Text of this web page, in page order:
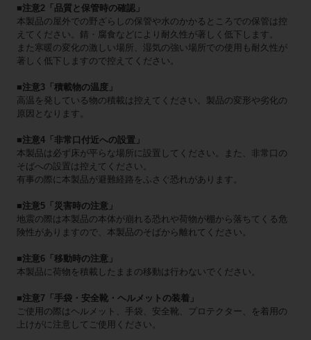
■注意2「品質と保管時の確認」
本製品の屋外での野ざらしの保管や水のかかるところでの保管は控
えてください。錆・腐食などにより耐久性が著しく低下します。
また寒暖の変化の激しい場所、湿気の強い場所での使用も耐久性が
著しく低下しますので控えてください。
■注意3「積載物の温度」
高温を発している物の積載は控えてください。製品の変形や劣化の
原因となります。
■注意4「非常口付近への設置」
本製品は必ず床が平らな場所に設置してください。また、非常口の
そばへの設置は控えてください。
有事の際に本製品が避難経路をふさぐ恐れがあります。
■注意5「災害時の注意」
地震の際は本製品の本体が崩れる恐れや荷物が棚から落ちてくる危
険性がありますので、本製品のそばから離れてください。
■注意6「移動時の注意」
本製品に荷物を積載したままの移動は行わないでください。
■注意7「手袋・安全靴・ヘルメットの装着」
ご使用の際はヘルメット、手袋、安全靴、プロテクター、を着用の
上けがに注意してご使用ください。